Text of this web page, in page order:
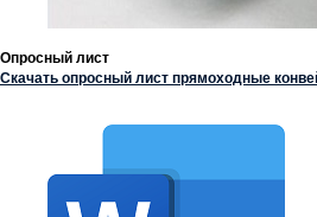
Опросный лист
Скачать опросный лист прямоходные